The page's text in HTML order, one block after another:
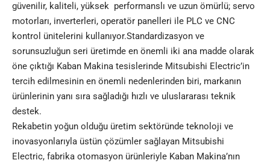
güvenilir, kaliteli, yüksek performanslı ve uzun ömürlü; servo
motorları, inverterleri, operatör panelleri ile PLC ve CNC
kontrol ünitelerini kullanıyor.Standardizasyon ve
sorunsuzluğun seri üretimde en önemli iki ana madde olarak
öne çıktığı Kaban Makina tesislerinde Mitsubishi Electric’in
tercih edilmesinin en önemli nedenlerinden biri, markanın
ürünlerinin yanı sıra sağladığı hızlı ve uluslararası teknik
destek.
Rekabetin yoğun olduğu üretim sektöründe teknoloji ve
inovasyonlarıyla üstün çözümler sağlayan Mitsubishi
Electric, fabrika otomasyon ürünleriyle Kaban Makina’nın